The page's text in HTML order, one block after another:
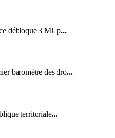
débloque 3 M€ p...
baromètre des dro...
territoriale...